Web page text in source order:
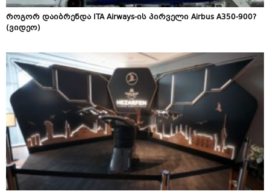
როგორ დაიბრენდა ITA Airways-ის პირველი Airbus A350-900?
(ვიდეო)